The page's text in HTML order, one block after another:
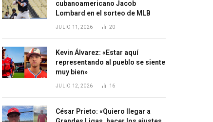
cubanoamericano Jacob
Lombard en el sorteo de MLB
JULIO 11, 2026 20
Kevin Álvarez: «Estar aquí
representando al pueblo se siente
muy bien»
JULIO 12, 2026 16
César Prieto: «Quiero llegar a